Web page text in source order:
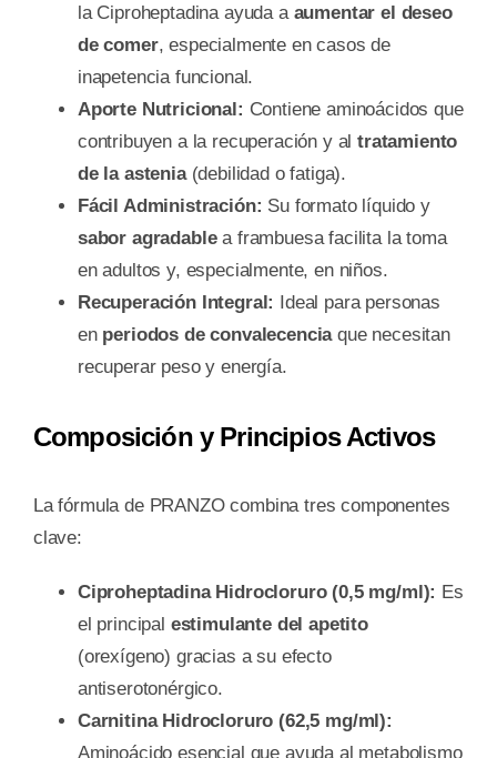
la Ciproheptadina ayuda a aumentar el deseo
de comer, especialmente en casos de
inapetencia funcional.
Aporte Nutricional: Contiene aminoácidos que
contribuyen a la recuperación y altratamiento
de la astenia(debilidad o fatiga).
Fácil Administración: Su formato líquido y
sabor agradablea frambuesa facilita la toma
en adultos y, especialmente, en niños.
Recuperación Integral: Ideal para personas
en periodos de convalecenciaque necesitan
recuperar peso y energía.
Composición y Principios Activos
La fórmula de PRANZO combina tres componentes
clave:
Ciproheptadina Hidrocloruro (0,5 mg/ml): Es
el principal estimulante del apetito
(orexígeno) gracias a su efecto
antiserotonérgico.
Carnitina Hidrocloruro (62,5 mg/ml):
Aminoácido esencial que ayuda al metabolismo